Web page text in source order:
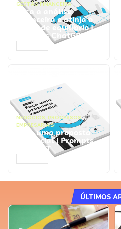
GESTÃO FINANCEIRA
Faça a análise
financeira e atinja o
ponto de equilíbrio |
Prompts ChatGPT
NEGÓCIOS, PROCESSOS
EMPRESARIAIS
Faça uma proposta
comercial | Prompts
ChatGPT
ÚLTIMOS